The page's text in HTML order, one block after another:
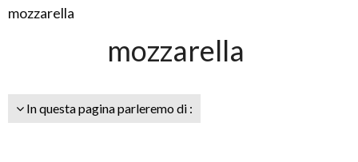
mozzarella
mozzarella
In questa pagina parleremo di :